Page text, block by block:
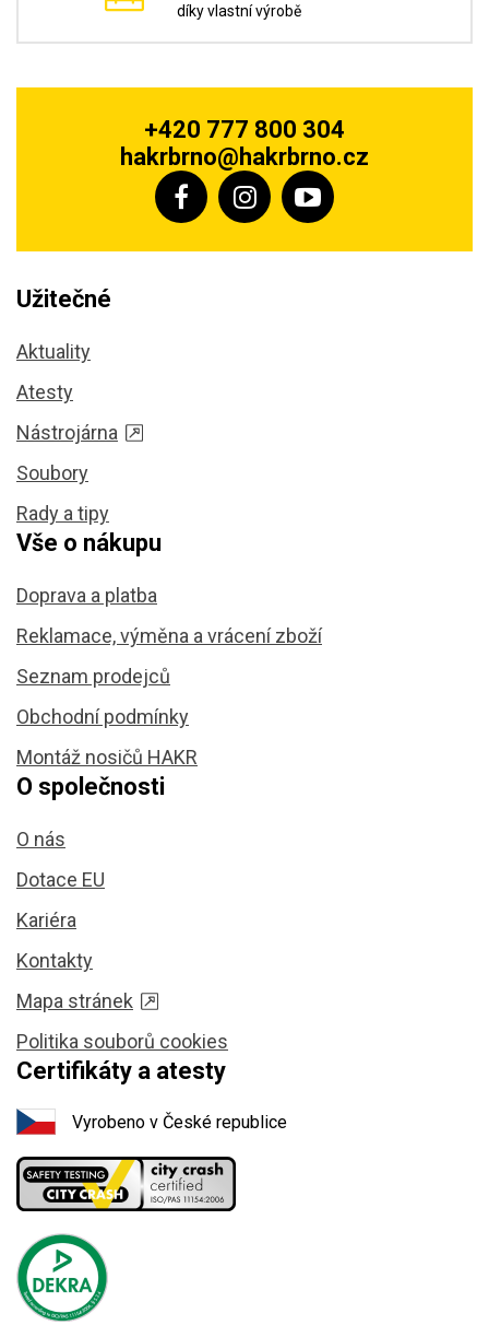
díky vlastní výrobě
+420 777 800 304
hakrbrno@hakrbrno.cz
Užitečné
Aktuality
Atesty
Nástrojárna
Soubory
Rady a tipy
Vše o nákupu
Doprava a platba
Reklamace, výměna a vrácení zboží
Seznam prodejců
Obchodní podmínky
Montáž nosičů HAKR
O společnosti
O nás
Dotace EU
Kariéra
Kontakty
Mapa stránek
Politika souborů cookies
Certifikáty a atesty
Vyrobeno v České republice